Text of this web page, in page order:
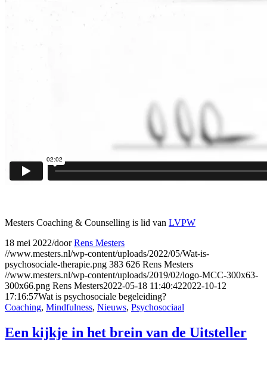
Mesters Coaching & Counselling is lid van LVPW
18 mei 2022/doorRens Mesters
//www.mesters.nl/wp-content/uploads/2022/05/Wat-is-
psychosociale-therapie.png 383 626 Rens Mesters
//www.mesters.nl/wp-content/uploads/2019/02/logo-MCC-300x63-
300x66.png Rens Mesters2022-05-18 11:40:422022-10-12
17:16:57Wat is psychosociale begeleiding?
Coaching, Mindfulness, Nieuws, Psychosociaal
Een kijkje in het brein van de Uitsteller